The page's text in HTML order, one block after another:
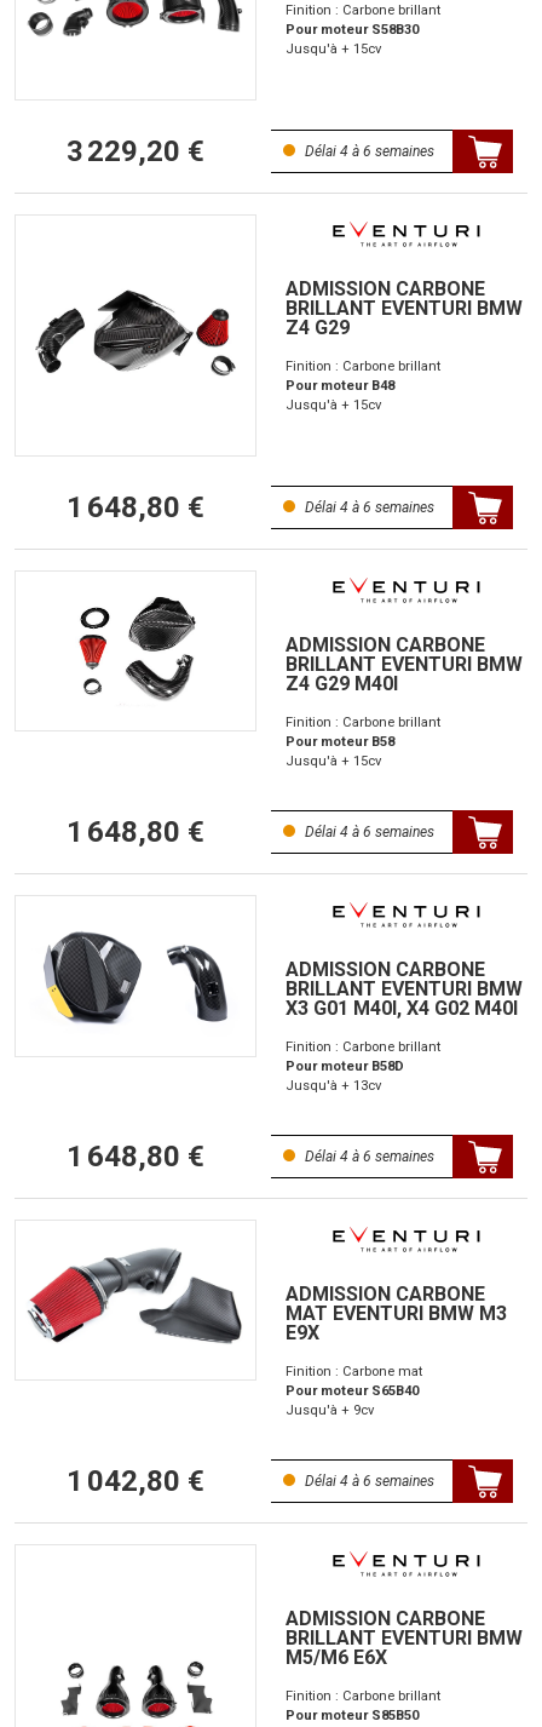
Finition : Carbone brillant
Pour moteur S58B30
Jusqu'à + 15cv
3 229,20 € Délai 4 à 6 semaines
ADMISSION CARBONE
BRILLANT EVENTURI BMW
Z4 G29
Finition : Carbone brillant
Pour moteur B48
Jusqu'à + 15cv
1 648,80 € Délai 4 à 6 semaines
ADMISSION CARBONE
BRILLANT EVENTURI BMW
Z4 G29 M40I
Finition : Carbone brillant
Pour moteur B58
Jusqu'à + 15cv
1 648,80 € Délai 4 à 6 semaines
ADMISSION CARBONE
BRILLANT EVENTURI BMW
X3 G01 M40I, X4 G02 M40I
Finition : Carbone brillant
Pour moteur B58D
Jusqu'à + 13cv
1 648,80 € Délai 4 à 6 semaines
ADMISSION CARBONE
MAT EVENTURI BMW M3
E9X
Finition : Carbone mat
Pour moteur S65B40
Jusqu'à + 9cv
1 042,80 € Délai 4 à 6 semaines
ADMISSION CARBONE
BRILLANT EVENTURI BMW
M5/M6 E6X
Finition : Carbone brillant
Pour moteur S85B50